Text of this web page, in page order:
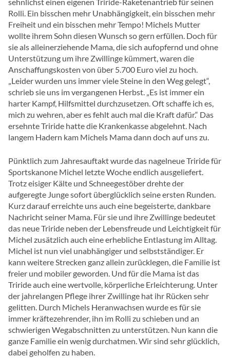
Rolli. Ein bisschen mehr Unabhängigkeit, ein bisschen mehr
Freiheit und ein bisschen mehr Tempo! Michels Mutter
wollte ihrem Sohn diesen Wunsch so gern erfüllen. Doch für
sie als alleinerziehende Mama, die sich aufopfernd und ohne
Unterstützung um ihre Zwillinge kümmert, waren die
Anschaffungskosten von über 5.700 Euro viel zu hoch.
„Leider wurden uns immer viele Steine in den Weg gelegt“,
schrieb sie uns im vergangenen Herbst. „Es ist immer ein
harter Kampf, Hilfsmittel durchzusetzen. Oft schaffe ich es,
mich zu wehren, aber es fehlt auch mal die Kraft dafür.“ Das
ersehnte Triride hatte die Krankenkasse abgelehnt. Nach
langem Hadern kam Michels Mama dann doch auf uns zu.
Pünktlich zum Jahresauftakt wurde das nagelneue Triride für
Sportskanone Michel letzte Woche endlich ausgeliefert.
Trotz eisiger Kälte und Schneegestöber drehte der
aufgeregte Junge sofort überglücklich seine ersten Runden.
Kurz darauf erreichte uns auch eine begeisterte, dankbare
Nachricht seiner Mama. Für sie und ihre Zwillinge bedeutet
das neue Triride neben der Lebensfreude und Leichtigkeit für
Michel zusätzlich auch eine erhebliche Entlastung im Alltag.
Michel ist nun viel unabhängiger und selbstständiger. Er
kann weitere Strecken ganz allein zurücklegen, die Familie ist
freier und mobiler geworden. Und für die Mama ist das
Triride auch eine wertvolle, körperliche Erleichterung. Unter
der jahrelangen Pflege ihrer Zwillinge hat ihr Rücken sehr
gelitten. Durch Michels Heranwachsen wurde es für sie
immer kräftezehrender, ihn im Rolli zu schieben und an
schwierigen Wegabschnitten zu unterstützen. Nun kann die
ganze Familie ein wenig durchatmen. Wir sind sehr glücklich,
dabei geholfen zu haben.